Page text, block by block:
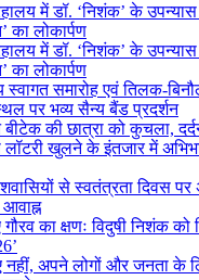
में डॉ. ‘निशंक’ के
का लोकार्पण
में डॉ. ‘निशंक’ के
का लोकार्पण
स्वागत समारोह एवं तिलक-
पर भव्य सैन्य बैंड प्रदर्शन
की छात्रा को कुचला,
लॉटरी खुलने के इंतजार में
से स्वतंत्रता दिवस पर
का क्षणः विदुषी निशंक को
नहीं, अपने लोगों और जनता के